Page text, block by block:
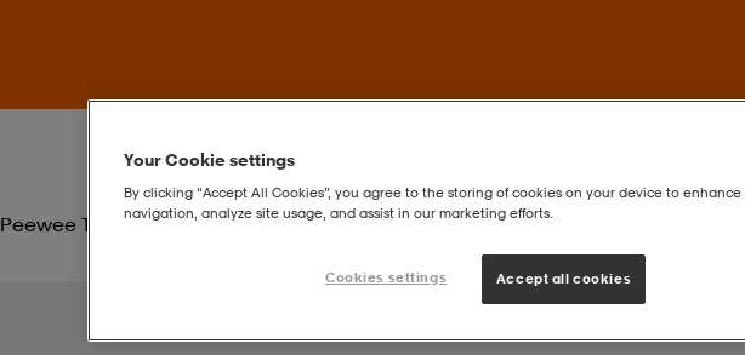
Peewee Titan Guard M/l
Your Cookie settings
By clicking “Accept All Cookies”, you agree to the storing of cookies on your device to enhance
navigation, analyze site usage, and assist in our marketing efforts.
Cookies settings Accept all cookies